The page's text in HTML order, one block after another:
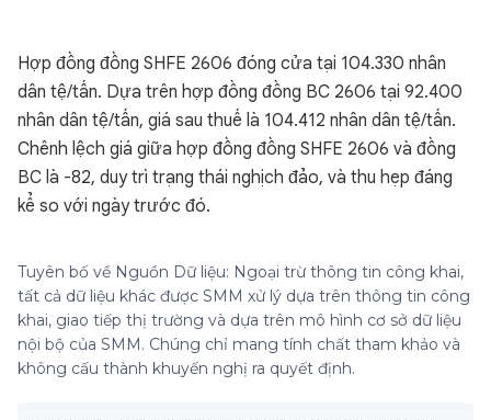
Hợp đồng đồng SHFE 2606 đóng cửa tại 104.330 nhân
dân tệ/tấn. Dựa trên hợp đồng đồng BC 2606 tại 92.400
nhân dân tệ/tấn, giá sau thuế là 104.412 nhân dân tệ/tấn.
Chênh lệch giá giữa hợp đồng đồng SHFE 2606 và đồng
BC là -82, duy trì trạng thái nghịch đảo, và thu hẹp đáng
kể so với ngày trước đó.
Tuyên bố về Nguồn Dữ liệu: Ngoại trừ thông tin công khai,
tất cả dữ liệu khác được SMM xử lý dựa trên thông tin công
khai, giao tiếp thị trường và dựa trên mô hình cơ sở dữ liệu
nội bộ của SMM. Chúng chỉ mang tính chất tham khảo và
không cấu thành khuyến nghị ra quyết định.